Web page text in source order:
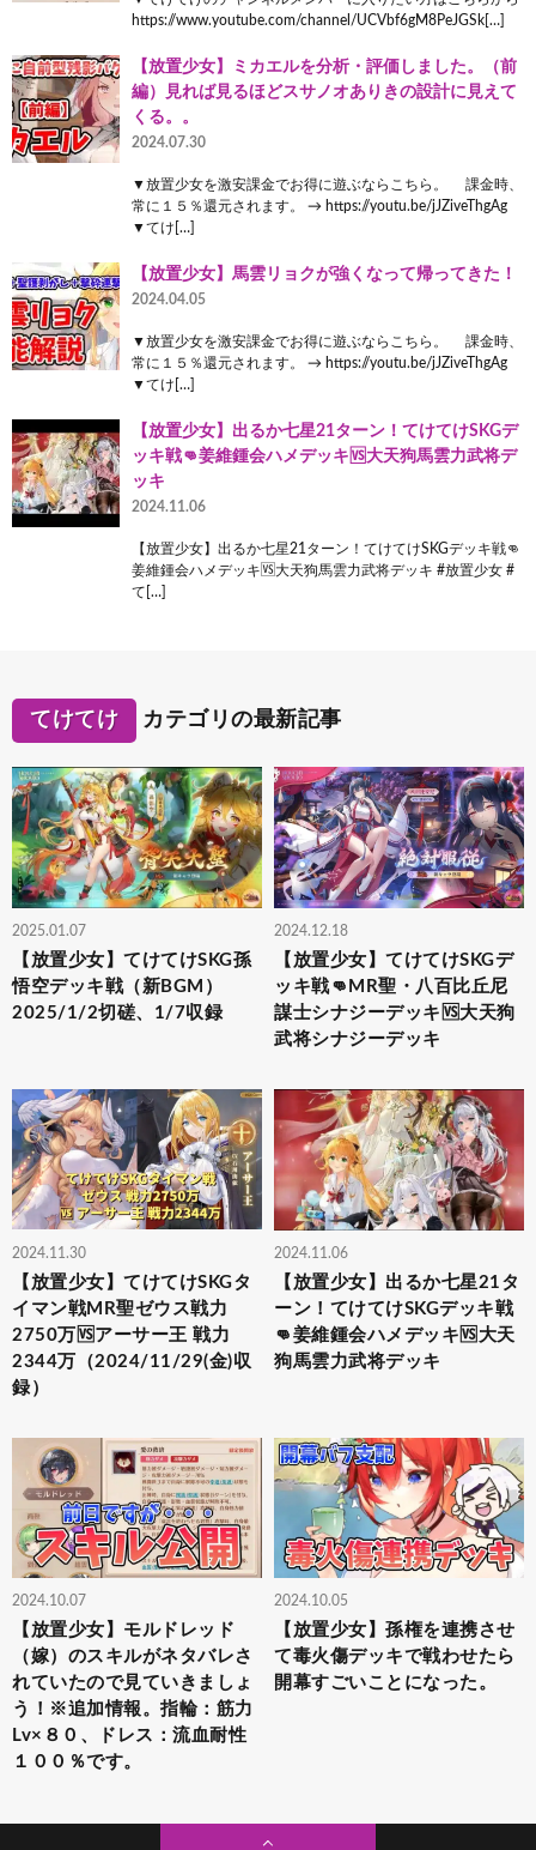
https://www.youtube.com/channel/UCVbf6gM8PeJGSk[…]
【放置少女】ミカエルを分析・評価しました。（前
編）見れば見るほどスサノオありきの設計に見えて
くる。。
2024.07.30
▼放置少女を激安課金でお得に遊ぶならこちら。 課金時、
常に１５％還元されます。 → https://youtu.be/jJZiveThgAg
▼てけ[…]
【放置少女】馬雲リョクが強くなって帰ってきた！
2024.04.05
▼放置少女を激安課金でお得に遊ぶならこちら。 課金時、
常に１５％還元されます。 → https://youtu.be/jJZiveThgAg
▼てけ[…]
【放置少女】出るか七星21ターン！てけてけSKGデ
ッキ戦👊姜維鍾会ハメデッキ🆚大天狗馬雲力武将デ
ッキ
2024.11.06
【放置少女】出るか七星21ターン！てけてけSKGデッキ戦👊
姜維鍾会ハメデッキ🆚大天狗馬雲力武将デッキ #放置少女 #
て[…]
てけてけ カテゴリの最新記事
2025.01.07
【放置少女】てけてけSKG孫
悟空デッキ戦（新BGM）
2025/1/2切磋、1/7収録
2024.12.18
【放置少女】てけてけSKGデ
ッキ戦👊MR聖・八百比丘尼
謀士シナジーデッキ🆚大天狗
武将シナジーデッキ
2024.11.30
【放置少女】てけてけSKGタ
イマン戦MR聖ゼウス戦力
2750万🆚アーサー王 戦力
2344万（2024/11/29(金)収
録）
2024.11.06
【放置少女】出るか七星21タ
ーン！てけてけSKGデッキ戦
👊姜維鍾会ハメデッキ🆚大天
狗馬雲力武将デッキ
2024.10.07
【放置少女】モルドレッド
（嫁）のスキルがネタバレさ
れていたので見ていきましょ
う！※追加情報。指輪：筋力
Lv×８０、ドレス：流血耐性
１００％です。
2024.10.05
【放置少女】孫権を連携させ
て毒火傷デッキで戦わせたら
開幕すごいことになった。